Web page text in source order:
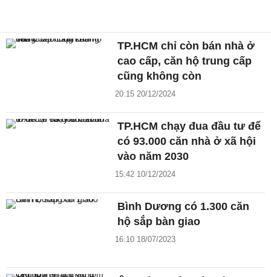
TP.HCM chỉ còn bán nhà ở
cao cấp, căn hộ trung cấp
cũng không còn
20:15 20/12/2024
TP.HCM chạy đua đầu tư để
có 93.000 căn nhà ở xã hội
vào năm 2030
15:42 10/12/2024
Bình Dương có 1.300 căn
hộ sắp bàn giao
16:10 18/07/2023